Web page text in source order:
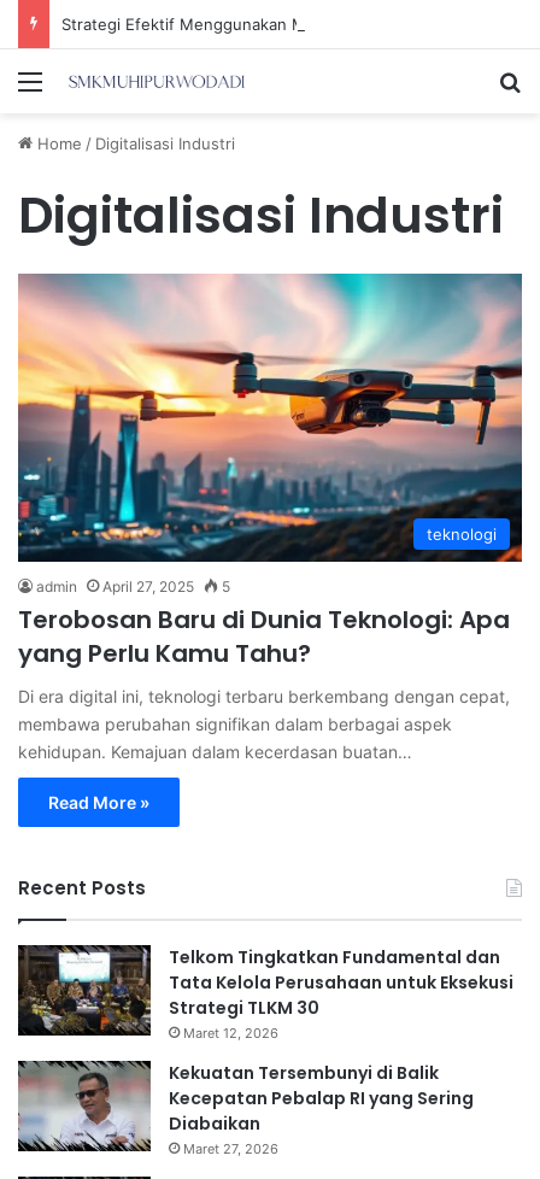
Menu
Home / Digitalisasi Industri
Digitalisasi Industri
teknologi
admin April 27, 2025 5
Terobosan Baru di Dunia Teknologi: Apa
yang Perlu Kamu Tahu?
Di era digital ini, teknologi terbaru berkembang dengan cepat,
membawa perubahan signifikan dalam berbagai aspek
kehidupan. Kemajuan dalam kecerdasan buatan…
Read More »
Recent Posts
Telkom Tingkatkan Fundamental dan
Tata Kelola Perusahaan untuk Eksekusi
Strategi TLKM 30
Maret 12, 2026
Kekuatan Tersembunyi di Balik
Kecepatan Pebalap RI yang Sering
Diabaikan
Maret 27, 2026